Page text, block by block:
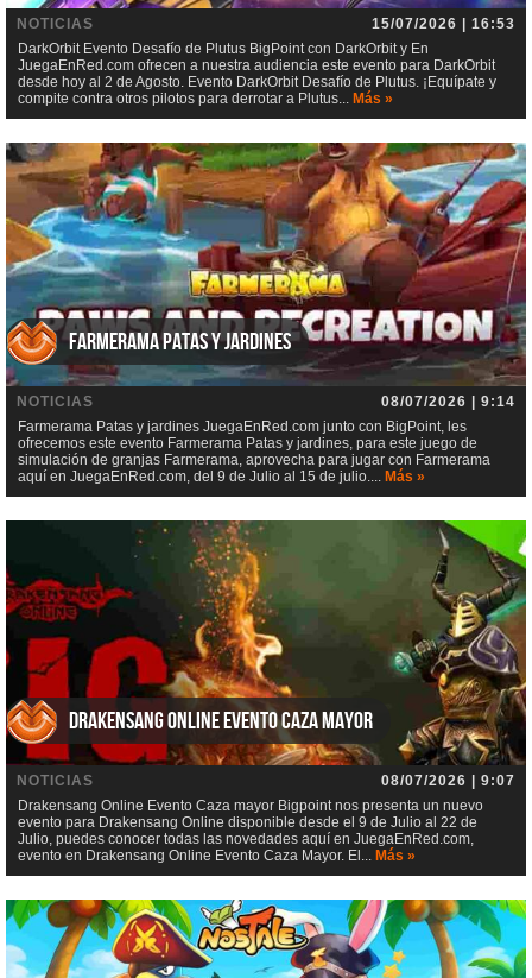
NOTICIAS
15/07/2026 | 16:53
DarkOrbit Evento Desafío de Plutus BigPoint con DarkOrbit y En
JuegaEnRed.com ofrecen a nuestra audiencia este evento para DarkOrbit
desde hoy al 2 de Agosto. Evento DarkOrbit Desafío de Plutus. ¡Equípate y
compite contra otros pilotos para derrotar a Plutus... Más »
Farmerama Patas y jardines
NOTICIAS
08/07/2026 | 9:14
Farmerama Patas y jardines JuegaEnRed.com junto con BigPoint, les
ofrecemos este evento Farmerama Patas y jardines, para este juego de
simulación de granjas Farmerama, aprovecha para jugar con Farmerama
aquí en JuegaEnRed.com, del 9 de Julio al 15 de julio.... Más »
Drakensang Online Evento Caza mayor
NOTICIAS
08/07/2026 | 9:07
Drakensang Online Evento Caza mayor Bigpoint nos presenta un nuevo
evento para Drakensang Online disponible desde el 9 de Julio al 22 de
Julio, puedes conocer todas las novedades aquí en JuegaEnRed.com,
evento en Drakensang Online Evento Caza Mayor. El... Más »